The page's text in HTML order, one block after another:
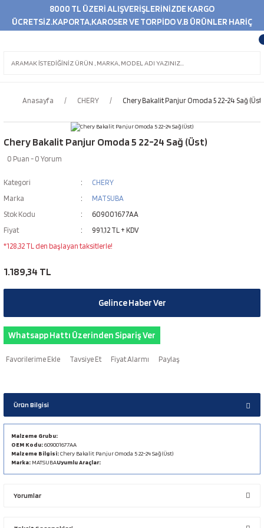
8000 TL ÜZERİ ALIŞVERİŞLERİNİZDE KARGO
ÜCRETSİZ.KAPORTA,KAROSER VE TORPİDO V.B ÜRÜNLER HARİÇ
Anasayfa CHERY Chery Bakalit Panjur Omoda 5 22-24 Sağ (Üst)
Chery Bakalit Panjur Omoda 5 22-24 Sağ (Üst)
0 Puan - 0 Yorum
Kategori
CHERY
Marka
MATSUBA
Stok Kodu
609001677AA
Fiyat
991,12 TL + KDV
*128,32 TL den başlayan taksitlerle!
1.189,34 TL
Gelince Haber Ver
Whatsapp Hattı Üzerinden Sipariş Ver
Tavsiye Et Fiyat Alarmı Paylaş
Ürün Bilgisi
Malzeme Grubu:
OEM Kodu:609001677AA
Malzeme Bilgisi:Chery Bakalit Panjur Omoda 5 22-24 Sağ (Üst)
Marka: MATSUBAUyumlu Araçlar:
Yorumlar